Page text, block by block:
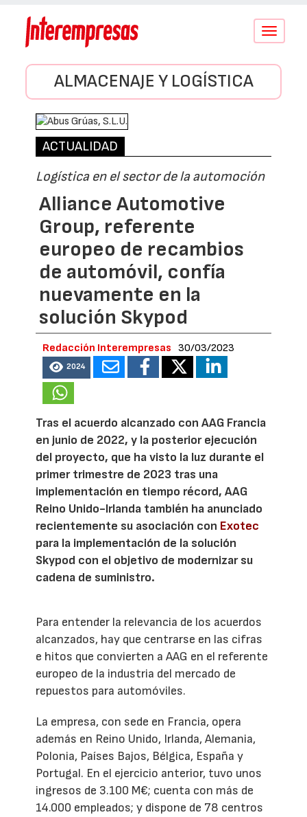
Conmutar
ALMACENAJE Y LOGÍSTICA
ACTUALIDAD
Logística en el sector de la automoción
Alliance Automotive
Group, referente
europeo de recambios
de automóvil, confía
nuevamente en la
solución Skypod
Redacción Interempresas 30/03/2023
2024
Tras el acuerdo alcanzado con AAG Francia
en junio de 2022, y la posterior ejecución
del proyecto, que ha visto la luz durante el
primer trimestre de 2023 tras una
implementación en tiempo récord, AAG
Reino Unido-Irlanda también ha anunciado
recientemente su asociación con Exotec
para la implementación de la solución
Skypod con el objetivo de modernizar su
cadena de suministro.
Para entender la relevancia de los acuerdos
alcanzados, hay que centrarse en las cifras
e hitos que convierten a AAG en el referente
europeo de la industria del mercado de
repuestos para automóviles.
La empresa, con sede en Francia, opera
además en Reino Unido, Irlanda, Alemania,
Polonia, Países Bajos, Bélgica, España y
Portugal. En el ejercicio anterior, tuvo unos
ingresos de 3.100 M€; cuenta con más de
14.000 empleados; y dispone de 78 centros